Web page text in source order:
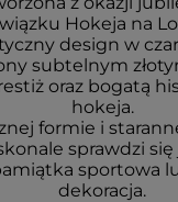
Hokeja na
design w
subtelnym
oraz bogatą
hokeja.
formie i
sprawdzi
sportowa
dekoracja.